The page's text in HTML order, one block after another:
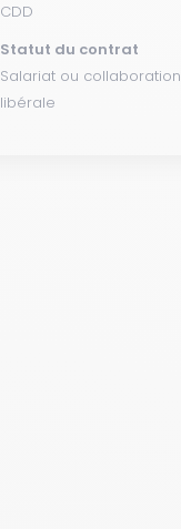
CDD
Statut du contrat
Salariat ou collaboration
libérale